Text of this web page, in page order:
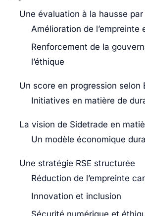
Une évaluation à la hausse par
Amélioration de l’empreinte
Renforcement de la
l’éthique
Un score en progression selon
Initiatives en matière de
La vision de Sidetrade en
Un modèle économique
Une stratégie RSE structurée
Réduction de l’empreinte
Innovation et inclusion
Sécurité numérique et